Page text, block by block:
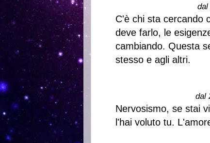
dal
C'è chi sta cercando
deve farlo, le
cambiando. Questa
stesso e agli altri.
dal
Nervosismo, se stai
l'hai voluto tu.